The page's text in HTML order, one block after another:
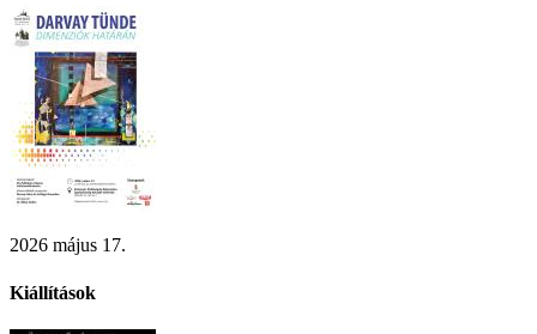
2026 május 17.
Kiállítások